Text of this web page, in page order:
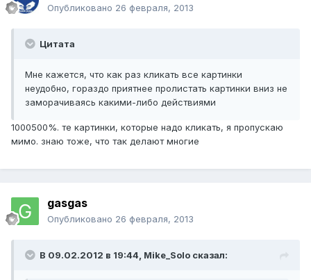
Опубликовано 26 февраля, 2013
Цитата
Мне кажется, что как раз кликать все картинки
неудобно, гораздо приятнее пролистать картинки вниз не
заморачиваясь какими-либо действиями
1000500%. те картинки, которые надо кликать, я пропускаю
мимо. знаю тоже, что так делают многие
gasgas
Опубликовано 26 февраля, 2013
В 09.02.2012 в 19:44, Mike_Solo сказал: